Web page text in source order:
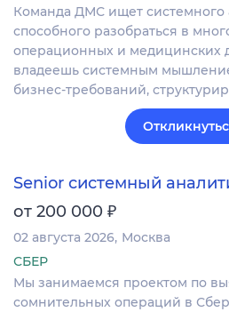
Команда ДМС ищет системного
способного разобраться в
операционных и медицинских
владеешь системным
бизнес-требований,
Senior системный
от 200 000 ₽
02 августа 2026 Москва
СБЕР
Мы занимаемся проектом по
сомнительных операций в